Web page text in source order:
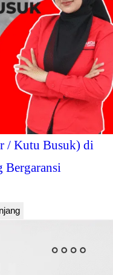
/ Kutu Busuk) di
Bergaransi